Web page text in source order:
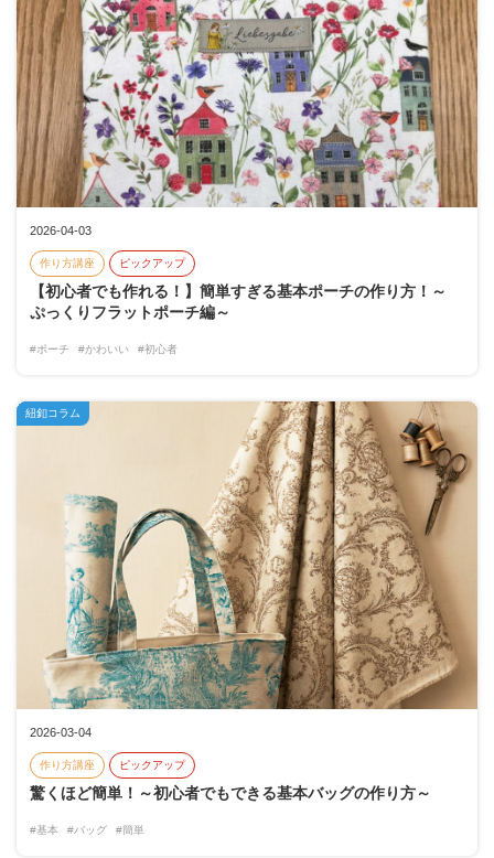
2026-04-03
作り方講座 ピックアップ
【初心者でも作れる！】簡単すぎる基本ポーチの作り方！～
ぷっくりフラットポーチ編～
#ポーチ #かわいい #初心者
2026-03-04
作り方講座 ピックアップ
驚くほど簡単！～初心者でもできる基本バッグの作り方～
#基本 #バッグ #簡単
紐釦コラム